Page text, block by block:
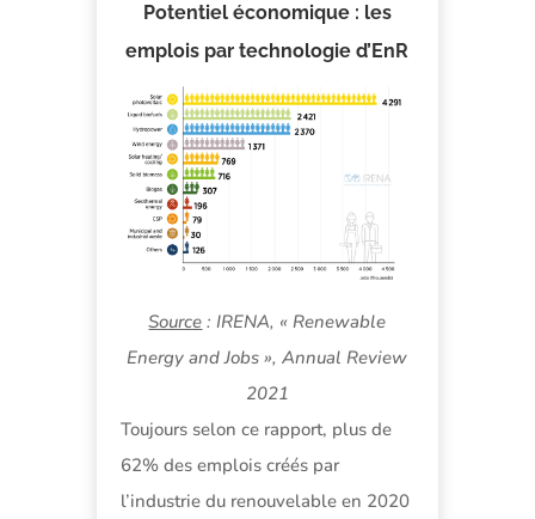
Potentiel économique : les
emplois par technologie d’EnR
Source : IRENA, « Renewable
Energy and Jobs », Annual Review
2021
Toujours selon ce rapport, plus de
62% des emplois créés par
l’industrie du renouvelable en 2020